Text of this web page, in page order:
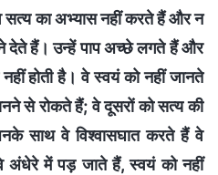
का अभ्यास नहीं करते हैं और न
देते हैं। उन्हें पाप अच्छे लगते हैं और
होती है। वे स्वयं को नहीं जानते
से रोकते हैं; वे दूसरों को सत्य की
साथ वे विश्वासघात करते हैं वे
में पड़ जाते हैं, स्वयं को नहीं